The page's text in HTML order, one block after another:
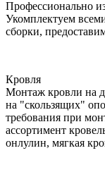
Профессионально
Укомплектуем
сборки,
Кровля
Монтаж кровли на
на "скользящих"
требования при
ассортимент
онлулин, мягкая